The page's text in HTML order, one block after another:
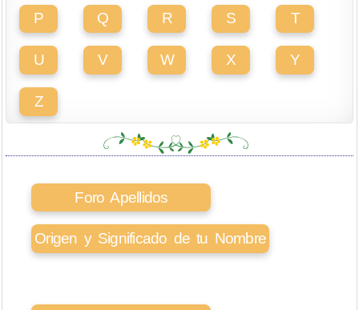
P Q R S T
U V W X Y
Z
Foro Apellidos
Origen y Significado de tu Nombre